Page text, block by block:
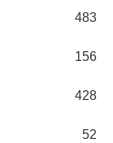
483
156
428
52